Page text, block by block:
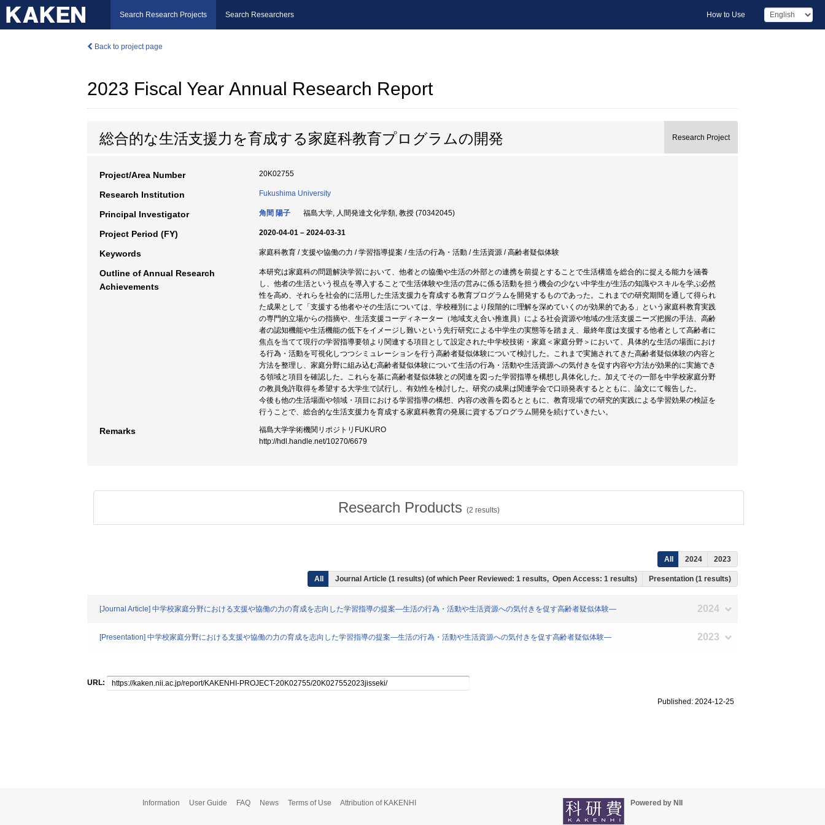
Search Research Projects Search Researchers How to Use
Back to project page
2023 Fiscal Year Annual Research Report
総合的な生活支援力を育成する家庭科教育プログラムの開発 Research Project
Project/Area Number 20K02755
Research Institution Fukushima University
Principal Investigator 角間 陽子 福島大学, 人間発達文化学類, 教授 (70342045)
Project Period (FY) 2020-04-01 – 2024-03-31
Keywords 家庭科教育 / 支援や協働の力 / 学習指導提案 / 生活の行為・活動 / 生活資源 / 高齢者疑似体験
Outline of Annual Research
Achievements
本研究は家庭科の問題解決学習において、他者との協働や生活の外部との連携を前提とすることで生活構造を総合的に捉える能力を涵養
し、他者の生活という視点を導入することで生活体験や生活の営みに係る活動を担う機会の少ない中学生が生活の知識やスキルを学ぶ必然
性を高め、それらを社会的に活用した生活支援力を育成する教育プログラムを開発するものであった。これまでの研究期間を通して得られ
た成果として「支援する他者やその生活については、学校種別により段階的に理解を深めていくのが効果的である」という家庭科教育実践
の専門的立場からの指摘や、生活支援コーディネーター（地域支え合い推進員）による社会資源や地域の生活支援ニーズ把握の手法、高齢
者の認知機能や生活機能の低下をイメージし難いという先行研究による中学生の実態等を踏まえ、最終年度は支援する他者として高齢者に
焦点を当てて現行の学習指導要領より関連する項目として設定された中学校技術・家庭＜家庭分野＞において、具体的な生活の場面におけ
る行為・活動を可視化しつつシミュレーションを行う高齢者疑似体験について検討した。これまで実施されてきた高齢者疑似体験の内容と
方法を整理し、家庭分野に組み込む高齢者疑似体験について生活の行為・活動や生活資源への気付きを促す内容や方法が効果的に実施でき
る領域と項目を確認した。これらを基に高齢者疑似体験との関連を図った学習指導を構想し具体化した。加えてその一部を中学校家庭分野
の教員免許取得を希望する大学生で試行し、有効性を検討した。研究の成果は関連学会で口頭発表するとともに、論文にて報告した。
今後も他の生活場面や領域・項目における学習指導の構想、内容の改善を図るとともに、教育現場での研究的実践による学習効果の検証を
行うことで、総合的な生活支援力を育成する家庭科教育の発展に資するプログラム開発を続けていきたい。
Remarks
福島大学学術機関リポジトリFUKURO
http://hdl.handle.net/10270/6679
Research Products (2 results)
All 2024 2023
All Journal Article (1 results) (of which Peer Reviewed: 1 results, Open Access: 1 results) Presentation (1 results)
[Journal Article] 中学校家庭分野における支援や協働の力の育成を志向した学習指導の提案―生活の行為・活動や生活資源への気付きを促す高齢者疑似体験― 2024
[Presentation] 中学校家庭分野における支援や協働の力の育成を志向した学習指導の提案―生活の行為・活動や生活資源への気付きを促す高齢者疑似体験― 2023
URL:
Published: 2024-12-25
Information User Guide FAQ News Terms of Use Attribution of KAKENHI Powered by NII